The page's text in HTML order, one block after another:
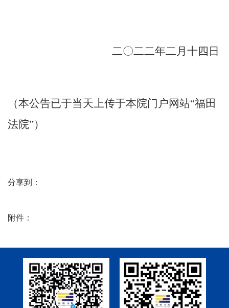
二〇二二年二 月 十四 日
（本公告已于当天上传于本院门户网站“福田
法院”）
分享到：
附件：